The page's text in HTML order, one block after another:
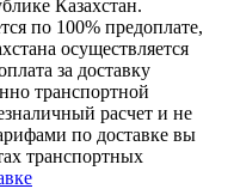
Казахстан.
по 100% предоплате,
осуществляется
за доставку
транспортной
расчет и не
по доставке вы
транспортных